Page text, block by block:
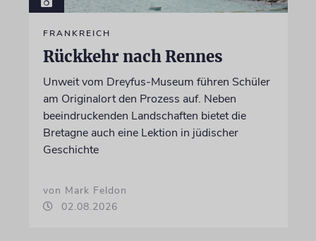
FRANKREICH
Rückkehr nach Rennes
Unweit vom Dreyfus-Museum führen Schüler
am Originalort den Prozess auf. Neben
beeindruckenden Landschaften bietet die
Bretagne auch eine Lektion in jüdischer
Geschichte
von Mark Feldon
02.08.2026